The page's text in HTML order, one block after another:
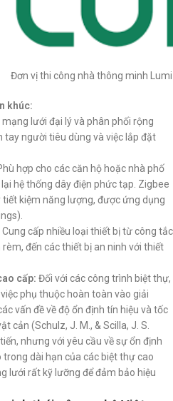
Đơn vị thi công nhà thông minh Lumi
khúc:
mạng lưới đại lý và phân phối rộng
tay người tiêu dùng và việc lắp đặt
hợp cho các căn hộ hoặc nhà phố
hệ thống dây điện phức tạp. Zigbee
kiệm năng lượng, được ứng dụng
Cung cấp nhiều loại thiết bị từ công tắc
đến các thiết bị an ninh với thiết
cấp: Đối với các công trình biệt thự,
phụ thuộc hoàn toàn vào giải
vấn đề về độ ổn định tín hiệu và tốc
cản (Schulz, J. M., & Scilla, J. S.
nhưng với yêu cầu về sự ổn định
dài hạn của các biệt thự cao
lưới rất kỹ lưỡng để đảm bảo hiệu